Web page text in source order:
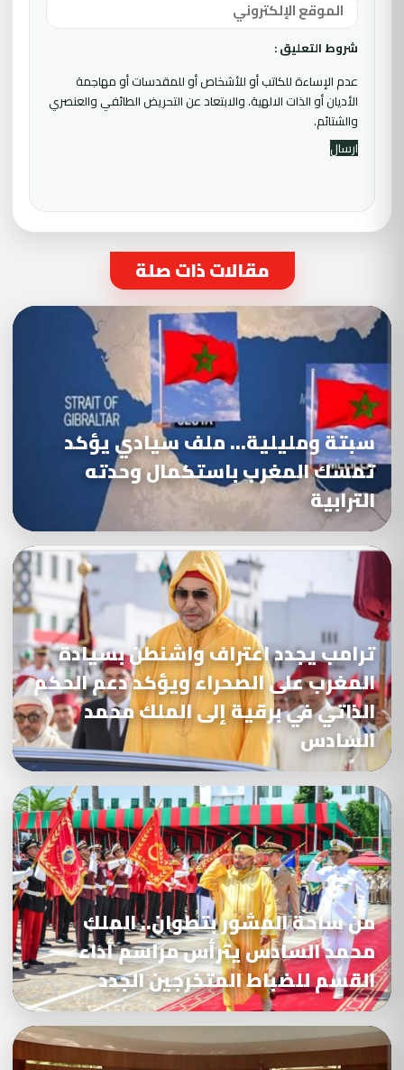
شروط التعليق :
عدم الإساءة للكاتب أو للأشخاص أو للمقدسات أو مهاجمة
الأديان أو الذات الالهية. والابتعاد عن التحريض الطائفي والعنصري
والشتائم.
مقالات ذات صلة
سبتة ومليلية… ملف سيادي يؤكد
تمسك المغرب باستكمال وحدته
الترابية
ترامب يجدد اعتراف واشنطن بسيادة
المغرب على الصحراء ويؤكد دعم الحكم
الذاتي في برقية إلى الملك محمد
السادس
من ساحة المشور بتطوان.. الملك
محمد السادس يترأس مراسم أداء
القسم للضباط المتخرجين الجدد